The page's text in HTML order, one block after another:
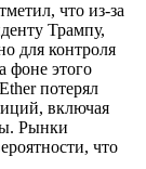
что из-за
Трампу,
для контроля
фоне этого
потерял
включая
Рынки
что